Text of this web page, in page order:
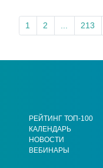
1 2 213
РЕЙТИНГ ТОП-100
КАЛЕНДАРЬ
НОВОСТИ
ВЕБИНАРЫ